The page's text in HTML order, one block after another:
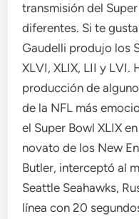
transmisión del
diferentes. Si te
Gaudelli produjo los
XLVI, XLIX, LII y LVI.
producción de
de la NFL más
el Super Bowl XLIX
novato de los New
Butler, interceptó al
Seattle Seahawks,
línea con 20